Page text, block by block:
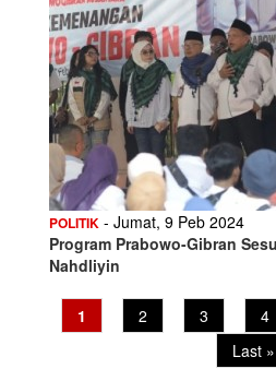
POLITIK - Jumat, 9 Peb 2024
Program Prabowo-Gibran
Nahdliyin
Pagination
Current
page
1 Page
2 Page
3 4
Last
Last »